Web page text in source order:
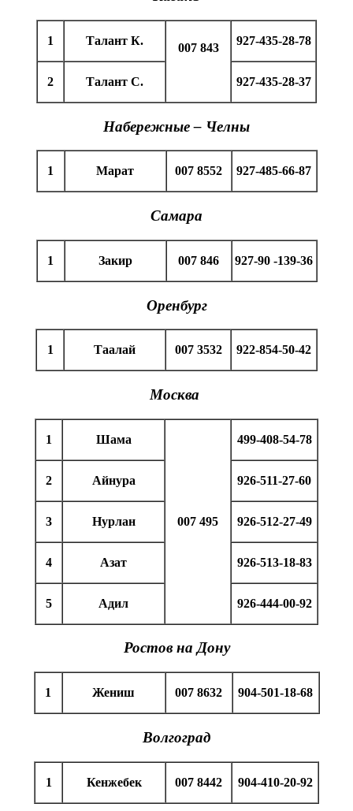
1 Талант К.
007 843
927-435-28-78
2 Талант С. 927-435-28-37
Набережные – Челны
1 Марат 007 8552 927-485-66-87
Самара
1 Закир 007 846 927-90 -139-36
Оренбург
1 Таалай 007 3532 922-854-50-42
Москва
1 Шама
007 495
499-408-54-78
2 Айнура 926-511-27-60
3 Нурлан 926-512-27-49
4 Азат 926-513-18-83
5 Адил 926-444-00-92
Ростов на Дону
1 Жениш 007 8632 904-501-18-68
Волгоград
1 Кенжебек 007 8442 904-410-20-92